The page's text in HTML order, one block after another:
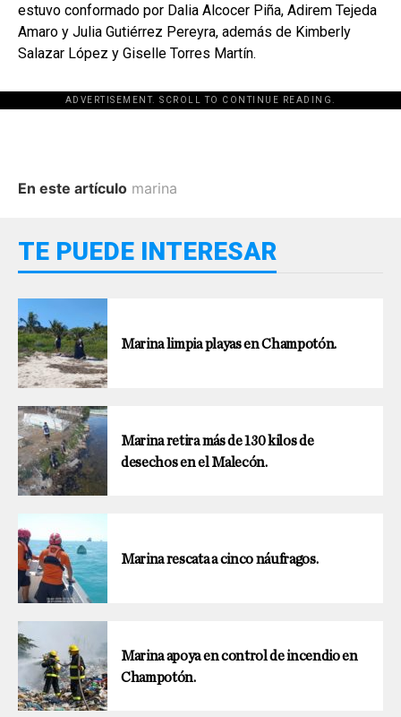
estuvo conformado por Dalia Alcocer Piña, Adirem Tejeda
Amaro y Julia Gutiérrez Pereyra, además de Kimberly
Salazar López y Giselle Torres Martín.
ADVERTISEMENT. SCROLL TO CONTINUE READING.
En este artículo marina
TE PUEDE INTERESAR
Marina limpia playas en Champotón.
Marina retira más de 130 kilos de
desechos en el Malecón.
Marina rescata a cinco náufragos.
Marina apoya en control de incendio en
Champotón.